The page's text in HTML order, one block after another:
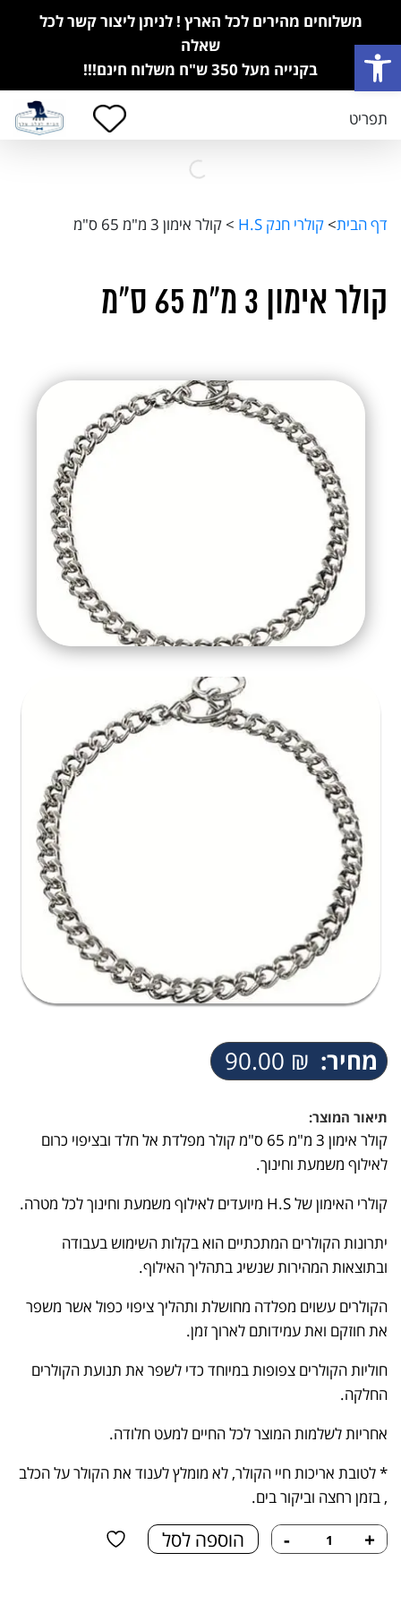
פתח סרגל נגישות
משלוחים מהירים לכל הארץ ! לניתן ליצור קשר לכל
שאלה
בקנייה מעל 350 ש"ח משלוח חינם!!!
תפריט
דף הבית> קולרי חנק H.S > קולר אימון 3 מ"מ 65 ס"מ
קולר אימון 3 מ"מ 65 ס"מ
מחיר: 90.00 ₪
תיאור המוצר:
קולר אימון 3 מ"מ 65 ס"מ קולר מפלדת אל חלד ובציפוי כרום
לאילוף משמעת וחינוך.
קולרי האימון של H.S מיועדים לאילוף משמעת וחינוך לכל מטרה.
יתרונות הקולרים המתכתיים הוא בקלות השימוש בעבודה
ובתוצאות המהירות שנשיג בתהליך האילוף.
הקולרים עשוים מפלדה מחושלת ותהליך ציפוי כפול אשר משפר
את חוזקם ואת עמידותם לארוך זמן.
חוליות הקולרים צפופות במיוחד כדי לשפר את תנועת הקולרים
החלקה.
אחריות לשלמות המוצר לכל החיים למעט חלודה.
* לטובת אריכות חיי הקולר, לא מומלץ לענוד את הקולר על הכלב
, בזמן רחצה וביקור בים.
+
כמות
של
- הוספה לסל